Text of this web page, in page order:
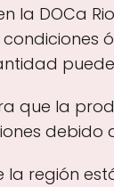
la DOCa
puede
que la
debido
la región